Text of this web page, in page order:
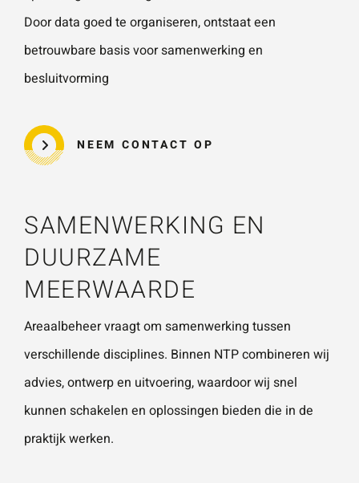
Door data goed te organiseren, ontstaat een
betrouwbare basis voor samenwerking en
besluitvorming
NEEM CONTACT OP
SAMENWERKING EN
DUURZAME
MEERWAARDE
Areaalbeheer vraagt om samenwerking tussen
verschillende disciplines. Binnen NTPcombineren wij
advies, ontwerp en uitvoering, waardoor wij snel
kunnen schakelen en oplossingen bieden die in de
praktijk werken.